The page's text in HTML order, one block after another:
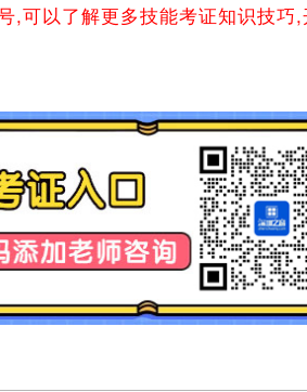
,可以了解更多技能考证知识技巧